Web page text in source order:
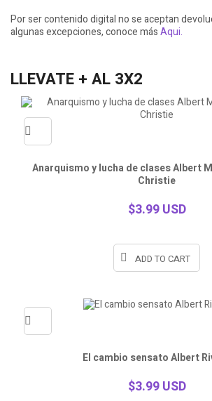
Por ser contenido digital no se aceptan
algunas excepciones, conoce másAqui.
LLEVATE + AL 3X2
Anarquismo y lucha de clases Albert
Christie
$3.99 USD
ADD TO CART
El cambio sensato Albert
$3.99 USD